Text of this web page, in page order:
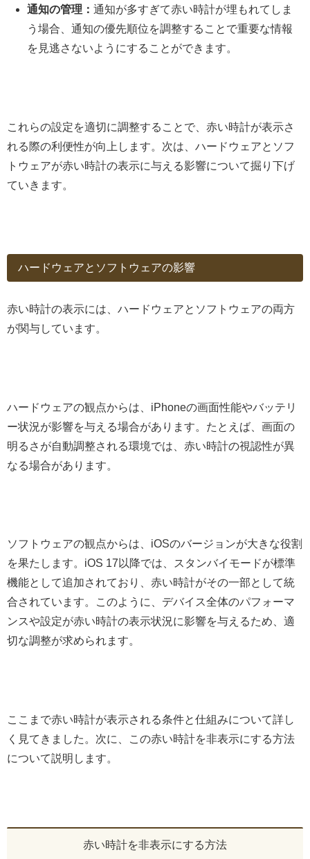
通知の管理：通知が多すぎて赤い時計が埋もれてしま
う場合、通知の優先順位を調整することで重要な情報
を見逃さないようにすることができます。
これらの設定を適切に調整することで、赤い時計が表示さ
れる際の利便性が向上します。次は、ハードウェアとソフ
トウェアが赤い時計の表示に与える影響について掘り下げ
ていきます。
ハードウェアとソフトウェアの影響
赤い時計の表示には、ハードウェアとソフトウェアの両方
が関与しています。
ハードウェアの観点からは、iPhoneの画面性能やバッテリ
ー状況が影響を与える場合があります。たとえば、画面の
明るさが自動調整される環境では、赤い時計の視認性が異
なる場合があります。
ソフトウェアの観点からは、iOSのバージョンが大きな役割
を果たします。iOS 17以降では、スタンバイモードが標準
機能として追加されており、赤い時計がその一部として統
合されています。このように、デバイス全体のパフォーマ
ンスや設定が赤い時計の表示状況に影響を与えるため、適
切な調整が求められます。
ここまで赤い時計が表示される条件と仕組みについて詳し
く見てきました。次に、この赤い時計を非表示にする方法
について説明します。
赤い時計を非表示にする方法